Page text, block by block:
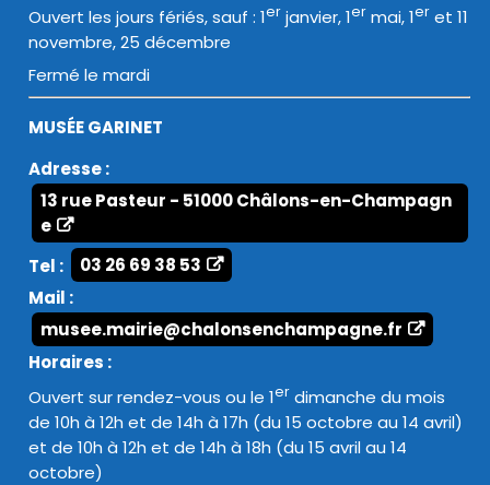
Ouvert les jours fériés, sauf : 1er janvier, 1er mai, 1er et 11
novembre, 25 décembre
Fermé le mardi
MUSÉE GARINET
Adresse :
13 rue Pasteur - 51000 Châlons-en-Champagn
e
Tel :
03 26 69 38 53
Mail :
musee.mairie@chalonsenchampagne.fr
Horaires :
Ouvert sur rendez-vous ou le 1er dimanche du mois
de 10h à 12h et de 14h à 17h (du 15 octobre au 14 avril)
et de 10h à 12h et de 14h à 18h (du 15 avril au 14
octobre)